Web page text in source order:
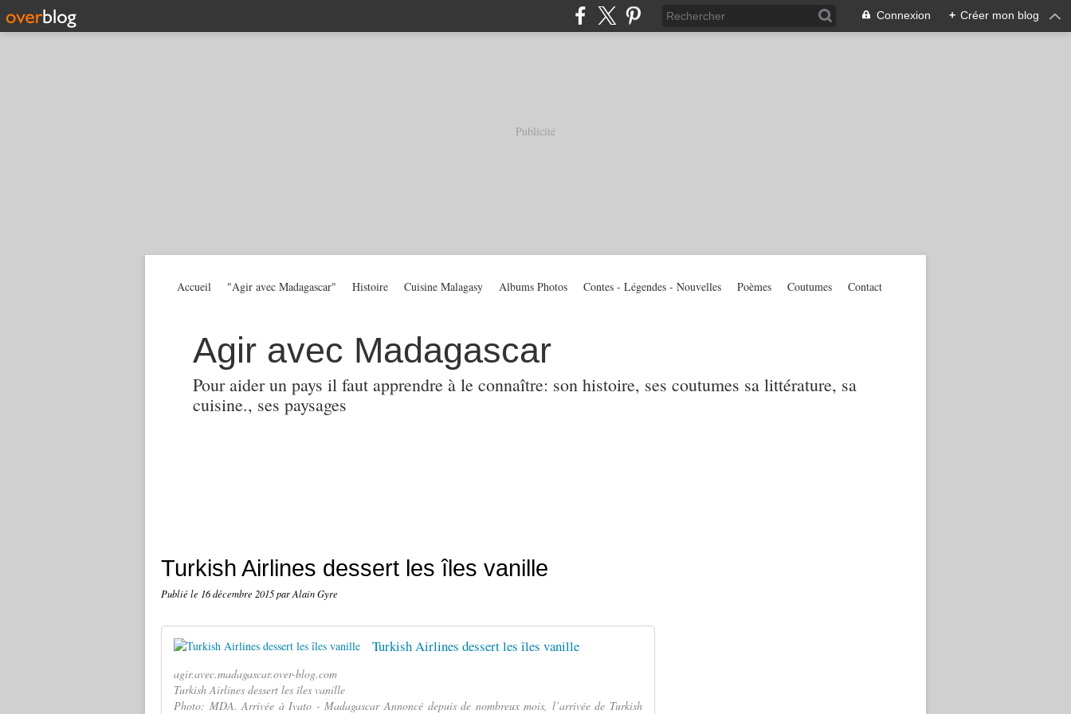
Connexion + Créer mon blog
Publicité
Agir avec Madagascar
Pour aider un pays il faut apprendre à le connaître: son histoire, ses coutumes sa littérature, sa
cuisine., ses paysages
Accueil "Agir avec Madagascar" Histoire Cuisine Malagasy Albums Photos Contes - Légendes - Nouvelles Poèmes Coutumes Contact
Turkish Airlines dessert les îles vanille
Publié le 16 décembre 2015par Alain Gyre
Turkish Airlines dessert les îles vanille
agir.avec.madagascar.over-blog.com
Turkish Airlines dessert les îles vanille
Photo: MDA. Arrivée à Ivato - Madagascar Annoncé depuis de nombreux mois, l’arrivée de Turkish